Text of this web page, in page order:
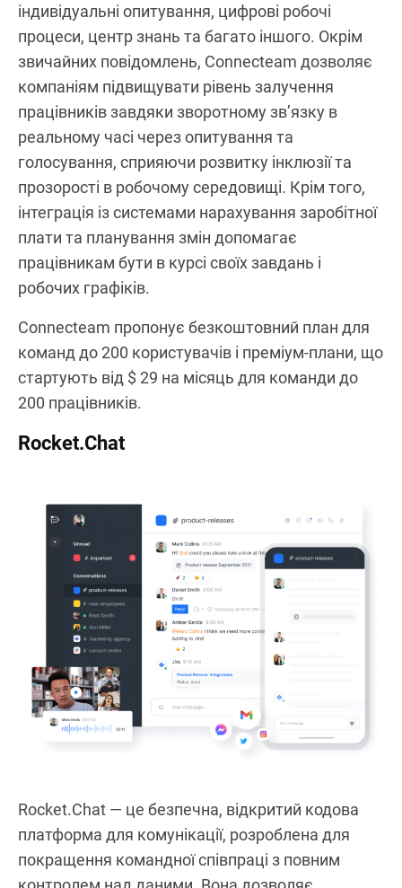
індивідуальні опитування, цифрові робочі
процеси, центр знань та багато іншого. Окрім
звичайних повідомлень, Connecteam дозволяє
компаніям підвищувати рівень залучення
працівників завдяки зворотному зв’язку в
реальному часі через опитування та
голосування, сприяючи розвитку інклюзії та
прозорості в робочому середовищі. Крім того,
інтеграція із системами нарахування заробітної
плати та планування змін допомагає
працівникам бути в курсі своїх завдань і
робочих графіків.
Connecteam пропонує безкоштовний план для
команд до 200 користувачів і преміум-плани, що
стартують від $ 29 на місяць для команди до
200 працівників.
Rocket.Chat
Rocket.Chat — це безпечна, відкритий кодова
платформа для комунікації, розроблена для
покращення командної співпраці з повним